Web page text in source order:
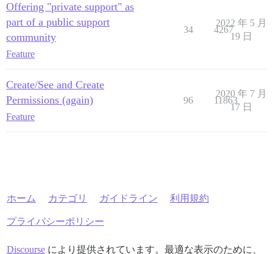
Offering "private support" as
part of a public support
community
Feature
34 4267
2022 年 5 月
19 日
Create/See and Create
Permissions (again)
Feature
96 11863
2020 年 7 月
17 日
ホーム カテゴリ ガイドライン 利用規約
プライバシーポリシー
Discourseにより提供されています。最適な表示のために、